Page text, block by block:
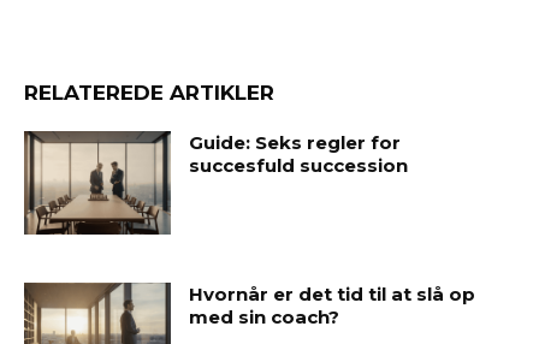
RELATEREDE ARTIKLER
Guide: Seks regler for
succesfuld succession
Hvornår er det tid til at slå op
med sin coach?